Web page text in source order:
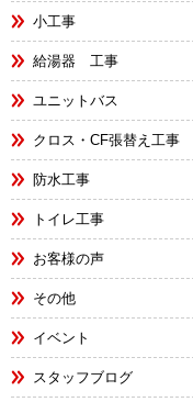
小工事
給湯器 工事
ユニットバス
クロス・CF張替え工事
防水工事
トイレ工事
お客様の声
その他
イベント
スタッフブログ